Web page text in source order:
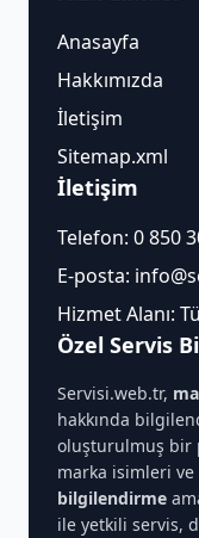
Anasayfa
Hakkımızda
İletişim
Sitemap.xml
İletişim
Telefon: 0 850
E-posta:
Hizmet Alanı:
Özel Servis
Servisi.web.tr,
hakkında
oluşturulmuş bir
marka isimleri ve
bilgilendirme
ile yetkili servis,